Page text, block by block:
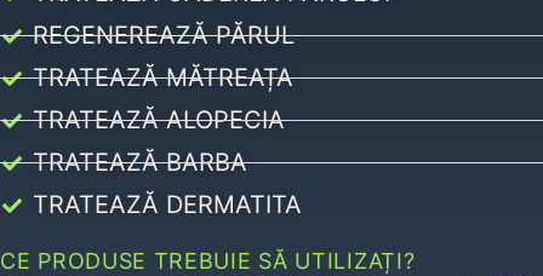
REGENEREAZĂ PĂRUL
TRATEAZĂ MĂTREAȚA
TRATEAZĂ ALOPECIA
TRATEAZĂ BARBA
TRATEAZĂ DERMATITA
CE PRODUSE TREBUIE SĂ UTILIZAȚI?